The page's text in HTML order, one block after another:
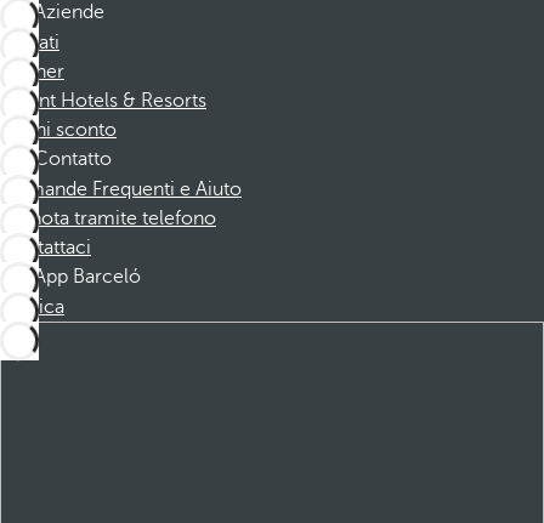
Aziende
Affiliati
Partner
Dorint Hotels & Resorts
Buoni sconto
Contatto
Domande Frequenti e Aiuto
Prenota tramite telefono
Contattaci
App Barceló
Scarica